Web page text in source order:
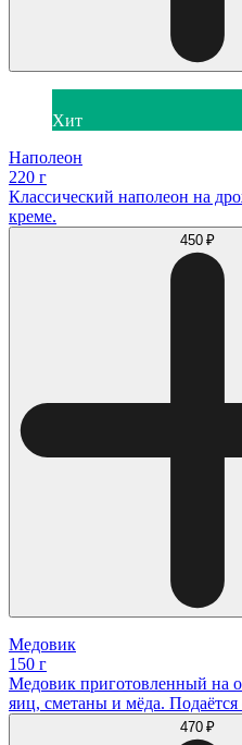
Хит
Наполеон
220 г
Классический наполеон на
креме.
450 ₽
Медовик
150 г
Медовик приготовленный на
яиц, сметаны и мёда. Подаётся
470 ₽